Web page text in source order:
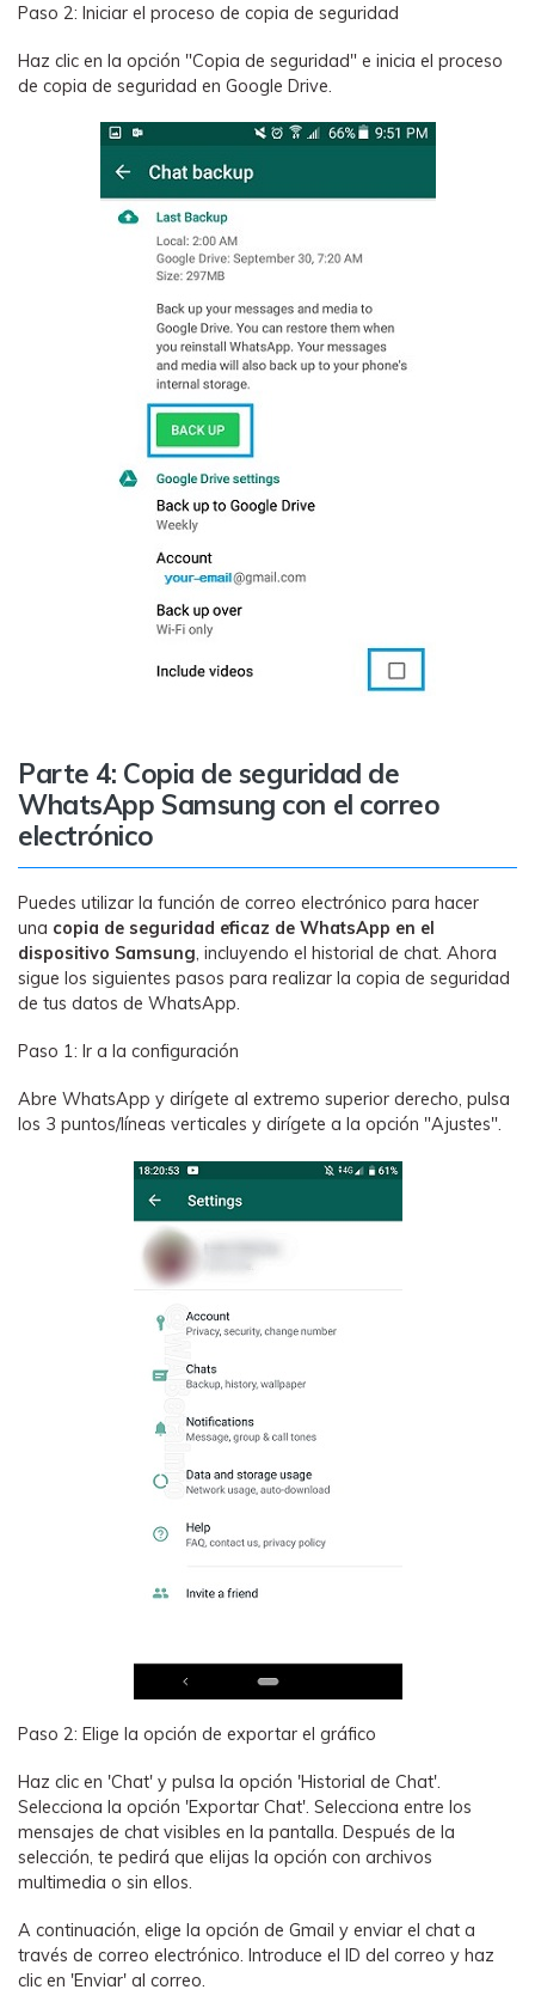
Paso 2: Iniciar el proceso de copia de seguridad
Haz clic en la opción "Copia de seguridad" e inicia el proceso
de copia de seguridad en Google Drive.
Parte 4: Copia de seguridad de
WhatsApp Samsung con el correo
electrónico
Puedes utilizar la función de correo electrónico para hacer
una copia de seguridad eficaz de WhatsApp en el
dispositivo Samsung, incluyendo el historial de chat. Ahora
sigue los siguientes pasos para realizar la copia de seguridad
de tus datos de WhatsApp.
Paso 1: Ir a la configuración
Abre WhatsApp y dirígete al extremo superior derecho, pulsa
los 3 puntos/líneas verticales y dirígete a la opción "Ajustes".
Paso 2: Elige la opción de exportar el gráfico
Haz clic en 'Chat' y pulsa la opción 'Historial de Chat'.
Selecciona la opción 'Exportar Chat'. Selecciona entre los
mensajes de chat visibles en la pantalla. Después de la
selección, te pedirá que elijas la opción con archivos
multimedia o sin ellos.
A continuación, elige la opción de Gmail y enviar el chat a
través de correo electrónico. Introduce el ID del correo y haz
clic en 'Enviar' al correo.